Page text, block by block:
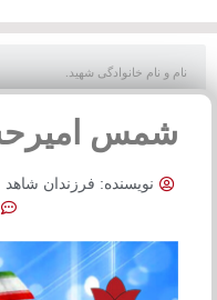
شمس
نویسنده: فرزندان شاهد